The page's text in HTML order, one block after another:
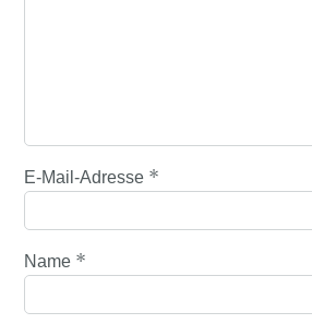
E-Mail-Adresse *
Name *